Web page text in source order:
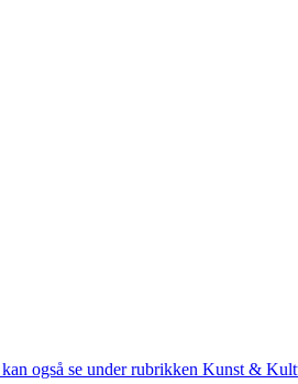
også se under rubrikken Kunst &